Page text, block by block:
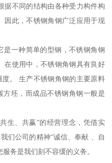
据不同的结构由各种受力构件构
因此，不锈钢角钢广泛应用于现
是一种简单的型钢，不锈钢角钢
在使用中，不锈钢角钢具有良好
。 生产不锈钢角钢的主要原料
坯，而成品不锈钢角钢一般是
生、共赢”的经营理念，凭借实
们公司的精神“诚信、奉献 、自
务是我们刻不容缓的义务。